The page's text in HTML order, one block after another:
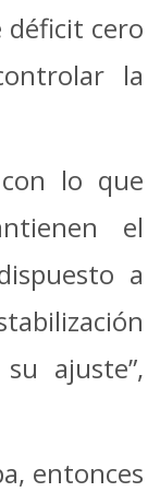
déficit cero
la
lo que
el
a
ajuste”,
entonces